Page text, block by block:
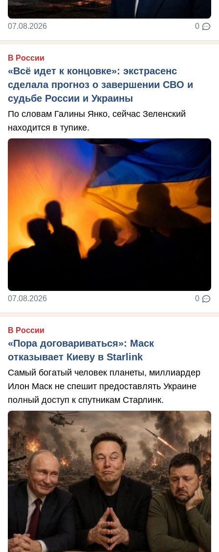
07.08.2026 0
В России
«Всё идет к концовке»: экстрасенс
сделала прогноз о завершении СВО и
судьбе России и Украины
По словам Галины Янко, сейчас Зеленский
находится в тупике.
07.08.2026 0
В России
«Пора договариваться»: Маск
отказывает Киеву в Starlink
Самый богатый человек планеты, миллиардер
Илон Маск не спешит предоставлять Украине
полный доступ к спутникам Старлинк.